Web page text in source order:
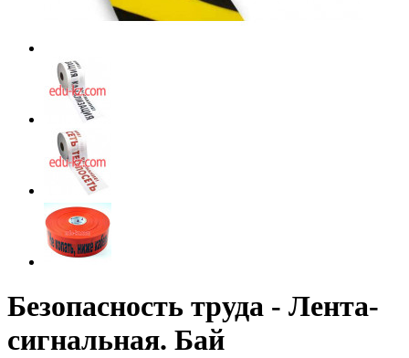
Безопасность труда - Лента-
сигнальная. Бай